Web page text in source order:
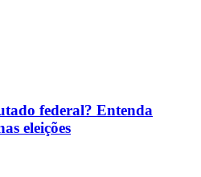
federal? Entenda
eleições